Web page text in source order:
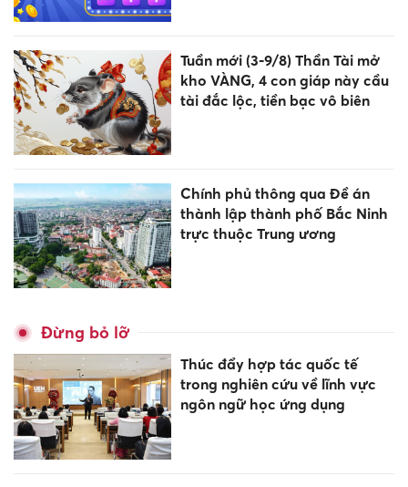
Tuần mới (3-9/8) Thần Tài mở
kho VÀNG, 4 con giáp này cầu
tài đắc lộc, tiền bạc vô biên
Chính phủ thông qua Đề án
thành lập thành phố Bắc Ninh
trực thuộc Trung ương
Đừng bỏ lỡ
Thúc đẩy hợp tác quốc tế
trong nghiên cứu về lĩnh vực
ngôn ngữ học ứng dụng